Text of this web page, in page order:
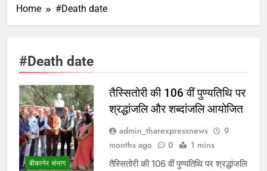
Home #Death date
#Death date
बीकानेर संभाग
तैस्सितोरी की 106 वीं पुण्यतिथि पर
श्रद्धांजलि और शब्दांजलि आयोजित
admin_tharexpressnews
9
months ago
0 1 mins
तैस्सितोरी की 106 वीं पुण्यतिथि पर श्रद्धांजलि